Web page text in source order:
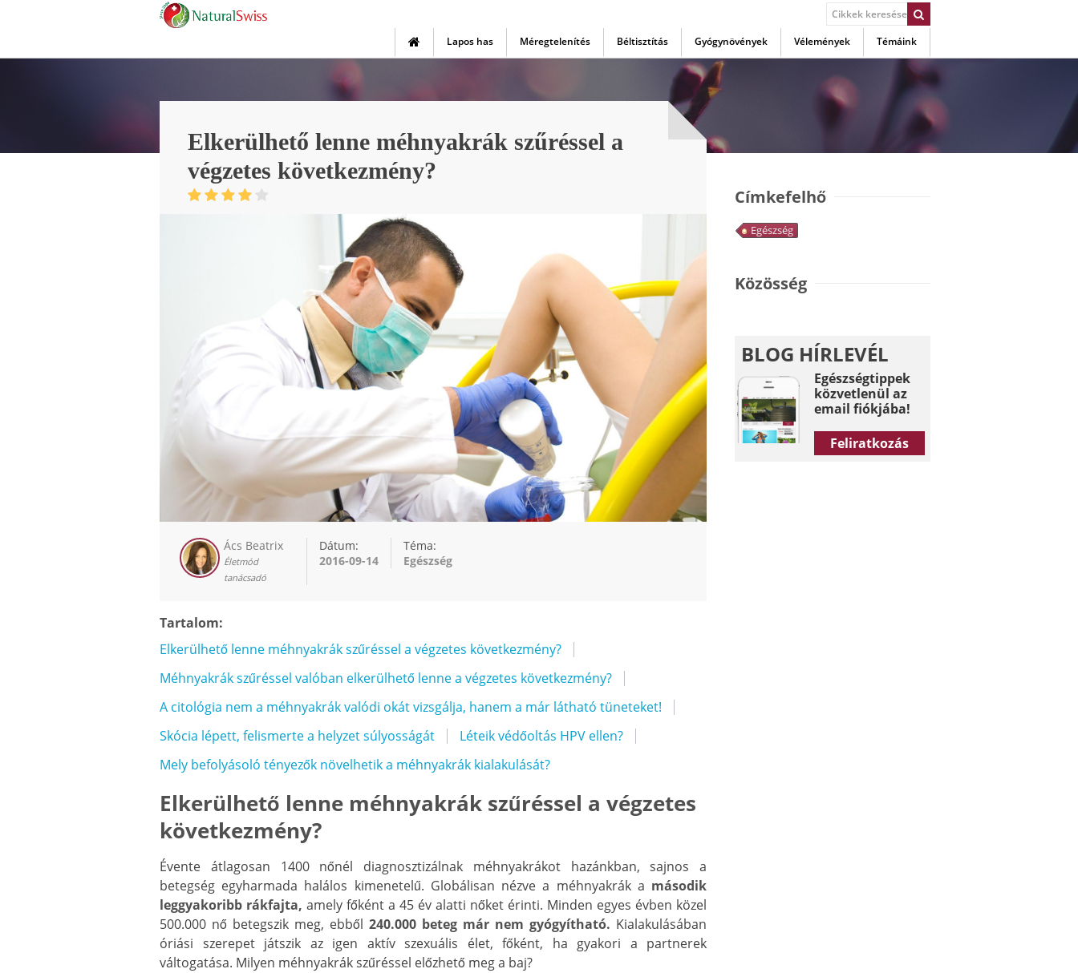
Lapos has Méregtelenítés Béltisztítás Gyógynövények Vélemények Témáink
Elkerülhető lenne méhnyakrák szűréssel a
végzetes következmény?
Ács Beatrix
Életmód
tanácsadó
Dátum:
2016-09-14
Téma:
Egészség
Tartalom:
Elkerülhető lenne méhnyakrák szűréssel a végzetes következmény?
Méhnyakrák szűréssel valóban elkerülhető lenne a végzetes következmény?
A citológia nem a méhnyakrák valódi okát vizsgálja, hanem a már látható tüneteket!
Skócia lépett, felismerte a helyzet súlyosságát
Léteik védőoltás HPV ellen?
Mely befolyásoló tényezők növelhetik a méhnyakrák kialakulását?
Elkerülhető lenne méhnyakrák szűréssel a végzetes
következmény?
Évente átlagosan 1400 nőnél diagnosztizálnak méhnyakrákot hazánkban, sajnos a
betegség egyharmada halálos kimenetelű. Globálisan nézve a méhnyakrák a második
leggyakoribb rákfajta, amely főként a 45 év alatti nőket érinti. Minden egyes évben közel
500.000 nő betegszik meg, ebből 240.000 beteg már nem gyógyítható. Kialakulásában
óriási szerepet játszik az igen aktív szexuális élet, főként, ha gyakori a partnerek
váltogatása. Milyen méhnyakrák szűréssel előzhető meg a baj?
Címkefelhő
Egészség
Közösség
BLOG HÍRLEVÉL
Egészségtippek
közvetlenül az
email fiókjába!
Feliratkozás